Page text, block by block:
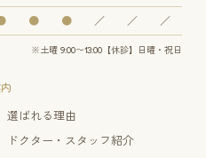
● ● ／ ／ ／
※土曜 9:00〜13:00【休診】日曜・祝日
選ばれる理由
ドクター・スタッフ紹介